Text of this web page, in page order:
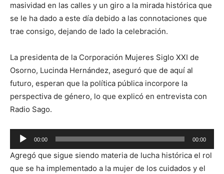
masividad en las calles y un giro a la mirada histórica que
se le ha dado a este día debido a las connotaciones que
trae consigo, dejando de lado la celebración.
La presidenta de la Corporación Mujeres Siglo XXI de
Osorno, Lucinda Hernández, aseguró que de aquí al
futuro, esperan que la política pública incorpore la
perspectiva de género, lo que explicó en entrevista con
Radio Sago.
Reproductor
de
audio
00:00 00:00
Agregó que sigue siendo materia de lucha histórica el rol
que se ha implementado a la mujer de los cuidados y el